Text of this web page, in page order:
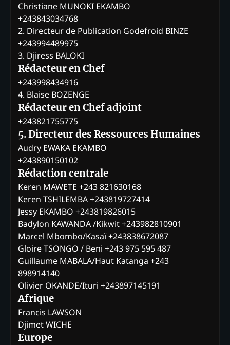
Christiane MUNOKI EKAMBO
+243843034768
2. Directeur de Publication Godefroid BINZE
+243994489975
3. Djiress BALOKI
Rédacteur en Chef
+243998434916
4. Blaise BOZENGE
Rédacteur en Chef adjoint
+243821755775
5. Directeur des Ressources Humaines
Audry EWAKA EKAMBO
+243890150102
Rédaction centrale
Keren MAWETE +243 821630168
Keren TSHILEMBA +243819727414
Jessy EKAMBO +243819826015
Badylon KAWANDA /Kikwit +243982810901
Marcel Mbombo/Kasaï +243838672087
Gloire TSONGO / Beni +243 975 595 487
Guillaume MABALA/Haut Katanga +243
898914140
Olivier OKANDE/Ituri +243897145191
Afrique
Francis LAWSON
Djimet WICHE
Europe